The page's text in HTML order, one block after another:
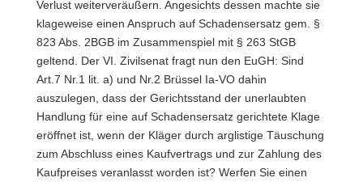
Verlust weiterveräußern. Angesichts dessen machte sie
klageweise einen Anspruch auf Schadensersatz gem. §
823 Abs. 2BGB im Zusammenspiel mit § 263 StGB
geltend. Der VI. Zivilsenat fragt nun den EuGH: Sind
Art.7 Nr.1 lit. a) und Nr.2 Brüssel Ia-VO dahin
auszulegen, dass der Gerichtsstand der unerlaubten
Handlung für eine auf Schadensersatz gerichtete Klage
eröffnet ist, wenn der Kläger durch arglistige Täuschung
zum Abschluss eines Kaufvertrags und zur Zahlung des
Kaufpreises veranlasst worden ist? Werfen Sie einen